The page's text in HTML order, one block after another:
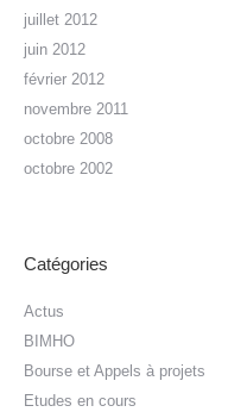
juillet 2012
juin 2012
février 2012
novembre 2011
octobre 2008
octobre 2002
Catégories
Actus
BIMHO
Bourse et Appels à projets
Etudes en cours